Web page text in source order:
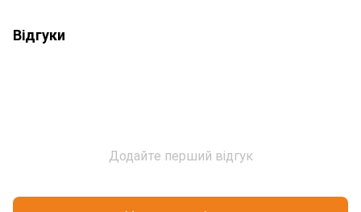
Відгуки
Додайте перший відгук